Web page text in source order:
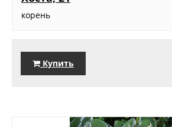
корень
Купить